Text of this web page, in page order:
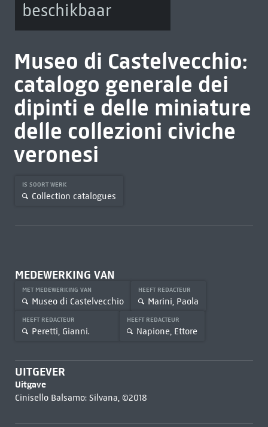
beschikbaar
Museo di Castelvecchio:
catalogo generale dei
dipinti e delle miniature
delle collezioni civiche
veronesi
IS SOORT WERK
Collection catalogues
MEDEWERKING VAN
MET MEDEWERKING VAN
Museo di Castelvecchio
HEEFT REDACTEUR
Marini, Paola
HEEFT REDACTEUR
Peretti, Gianni.
HEEFT REDACTEUR
Napione, Ettore
UITGEVER
Uitgave
Cinisello Balsamo: Silvana, ©2018